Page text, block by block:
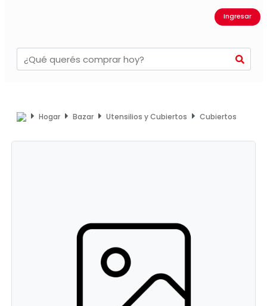
Ingresar
Hogar Bazar Utensilios y Cubiertos Cubiertos